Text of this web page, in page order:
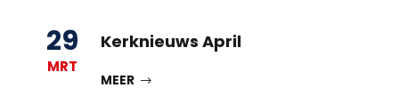
29
MRT
Kerknieuws April
MEER